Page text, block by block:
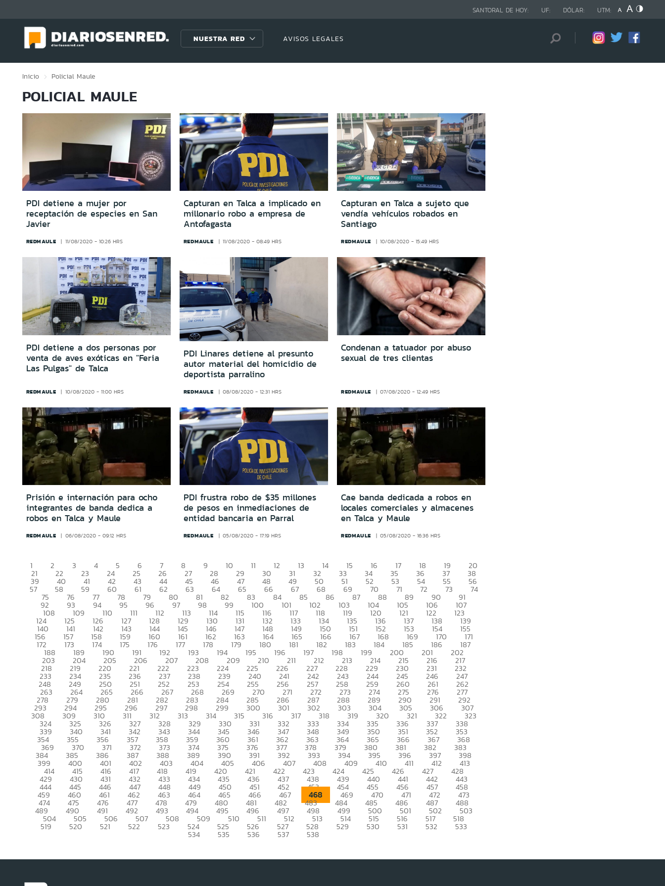
SANTORAL DE HOY: UF: DÓLAR: UTM:
NUESTRA RED AVISOS LEGALES
Inicio Policial Maule
POLICIAL MAULE
PDI detiene a mujer por
receptación de especies en San
Javier
REDMAULE 11/08/2020 - 10:26 HRS
Capturan en Talca a implicado en
millonario robo a empresa de
Antofagasta
REDMAULE 11/08/2020 - 08:49 HRS
Capturan en Talca a sujeto que
vendía vehículos robados en
Santiago
REDMAULE 10/08/2020 - 15:49 HRS
PDI detiene a dos personas por
venta de aves exóticas en "Feria
Las Pulgas" de Talca
REDMAULE 10/08/2020 - 11:00 HRS
PDI Linares detiene al presunto
autor material del homicidio de
deportista parralino
REDMAULE 08/08/2020 - 12:31 HRS
Condenan a tatuador por abuso
sexual de tres clientas
REDMAULE 07/08/2020 - 12:49 HRS
Prisión e internación para ocho
integrantes de banda dedica a
robos en Talca y Maule
REDMAULE 06/08/2020 - 09:12 HRS
PDI frustra robo de $35 millones
de pesos en inmediaciones de
entidad bancaria en Parral
REDMAULE 05/08/2020 - 17:19 HRS
Cae banda dedicada a robos en
locales comerciales y almacenes
en Talca y Maule
REDMAULE 05/08/2020 - 16:36 HRS
1 2 3 4 5 6 7 8 9 10 11 12 13 14 15 16 17 18 19 20
21 22 23 24 25 26 27 28 29 30 31 32 33 34 35 36 37 38
39 40 41 42 43 44 45 46 47 48 49 50 51 52 53 54 55 56
57 58 59 60 61 62 63 64 65 66 67 68 69 70 71 72 73 74
75 76 77 78 79 80 81 82 83 84 85 86 87 88 89 90 91
92 93 94 95 96 97 98 99 100 101 102 103 104 105 106 107
108 109 110 111 112 113 114 115 116 117 118 119 120 121 122 123
124 125 126 127 128 129 130 131 132 133 134 135 136 137 138 139
140 141 142 143 144 145 146 147 148 149 150 151 152 153 154 155
156 157 158 159 160 161 162 163 164 165 166 167 168 169 170 171
172 173 174 175 176 177 178 179 180 181 182 183 184 185 186 187
188 189 190 191 192 193 194 195 196 197 198 199 200 201 202
203 204 205 206 207 208 209 210 211 212 213 214 215 216 217
218 219 220 221 222 223 224 225 226 227 228 229 230 231 232
233 234 235 236 237 238 239 240 241 242 243 244 245 246 247
248 249 250 251 252 253 254 255 256 257 258 259 260 261 262
263 264 265 266 267 268 269 270 271 272 273 274 275 276 277
278 279 280 281 282 283 284 285 286 287 288 289 290 291 292
293 294 295 296 297 298 299 300 301 302 303 304 305 306 307
308 309 310 311 312 313 314 315 316 317 318 319 320 321 322 323
324 325 326 327 328 329 330 331 332 333 334 335 336 337 338
339 340 341 342 343 344 345 346 347 348 349 350 351 352 353
354 355 356 357 358 359 360 361 362 363 364 365 366 367 368
369 370 371 372 373 374 375 376 377 378 379 380 381 382 383
384 385 386 387 388 389 390 391 392 393 394 395 396 397 398
399 400 401 402 403 404 405 406 407 408 409 410 411 412 413
414 415 416 417 418 419 420 421 422 423 424 425 426 427 428
429 430 431 432 433 434 435 436 437 438 439 440 441 442 443
444 445 446 447 448 449 450 451 452 453 454 455 456 457 458
459 460 461 462 463 464 465 466 467 468 469 470 471 472 473
474 475 476 477 478 479 480 481 482 483 484 485 486 487 488
489 490 491 492 493 494 495 496 497 498 499 500 501 502 503
504 505 506 507 508 509 510 511 512 513 514 515 516 517 518
519 520 521 522 523 524 525 526 527 528 529 530 531 532 533
534 535 536 537 538